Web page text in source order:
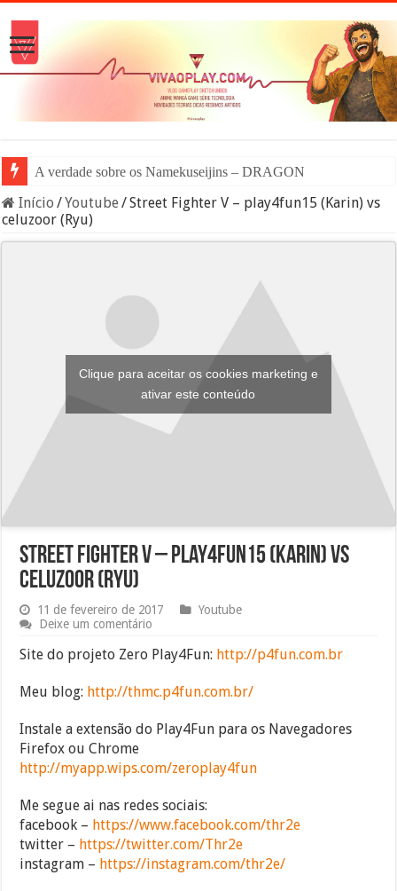
A verdade sobre os Namekuseijins – DRAGON BALL #News
Início /Youtube /Street Fighter V – play4fun15 (Karin) vs
celuzoor (Ryu)
Clique para aceitar os cookies marketing e
ativar este conteúdo
Street Fighter V – play4fun15 (Karin) vs
celuzoor (Ryu)
11 de fevereiro de 2017
Youtube
Deixe um comentário
Site do projeto Zero Play4Fun: http://p4fun.com.br
Meu blog: http://thmc.p4fun.com.br/
Instale a extensão do Play4Fun para os Navegadores
Firefox ou Chrome
http://myapp.wips.com/zeroplay4fun
Me segue ai nas redes sociais:
facebook – https://www.facebook.com/thr2e
twitter – https://twitter.com/Thr2e
instagram – https://instagram.com/thr2e/